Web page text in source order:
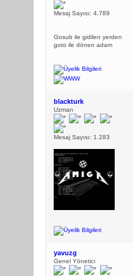
Mesaj Sayısı: 4.789
Gosub ile gidilen yerden
goto ile dönen adam
blackturk
Uzman
Mesaj Sayısı: 1.283
yavuzg
Genel Yönetici